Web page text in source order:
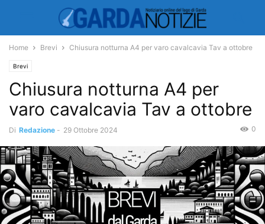
Home Brevi Chiusura notturna A4 per varo cavalcavia Tav a ottobre
Brevi
Chiusura notturna A4 per
varo cavalcavia Tav a ottobre
Di Redazione - 29 Ottobre 2024 0